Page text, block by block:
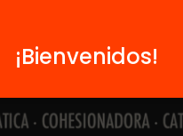
¡Bienvenidos!